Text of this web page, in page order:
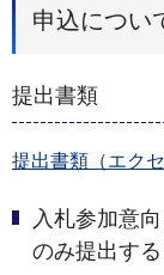
申込につい
提出書類
提出書類（エク
入札参加意
のみ提出す